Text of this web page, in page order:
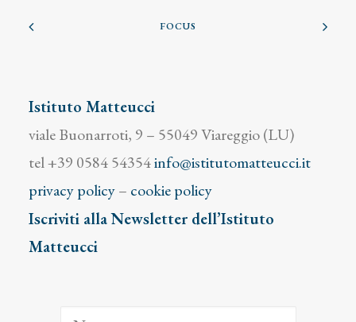
FOCUS
Istituto Matteucci
viale Buonarroti, 9 – 55049 Viareggio (LU)
tel +39 0584 54354info@istitutomatteucci.it
privacy policy– cookie policy
Iscriviti alla Newsletter dell’Istituto
Matteucci